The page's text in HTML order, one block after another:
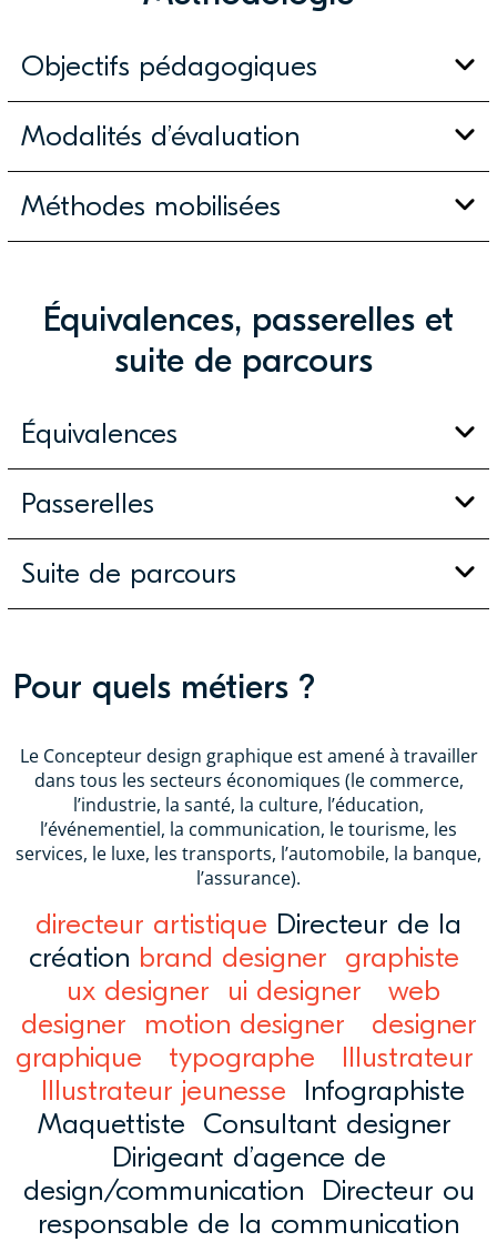
Objectifs pédagogiques
Modalités d’évaluation
Méthodes mobilisées
Équivalences, passerelles et
suite de parcours
Équivalences
Passerelles
Suite de parcours
Pour quels métiers ?
Le Concepteur design graphique est amené à travailler
dans tous les secteurs économiques (le commerce,
l’industrie, la santé, la culture, l’éducation,
l’événementiel, la communication, le tourisme, les
services, le luxe, les transports, l’automobile, la banque,
l’assurance).
directeur artistique Directeur de la
création brand designer graphiste
ux designer
ui designer
web
designer
motion designer
designer
graphique
typographe
Illustrateur
Illustrateur jeunesse Infographiste
Maquettiste Consultant designer
Dirigeant d’agence de
design/communication Directeur ou
responsable de la communication